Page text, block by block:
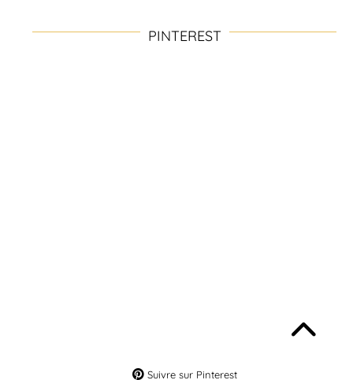
PINTEREST
Suivre sur Pinterest